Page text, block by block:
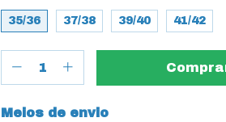
35/36 37/38 39/40 41/42
Entregas para o CEP:
Meios de envio